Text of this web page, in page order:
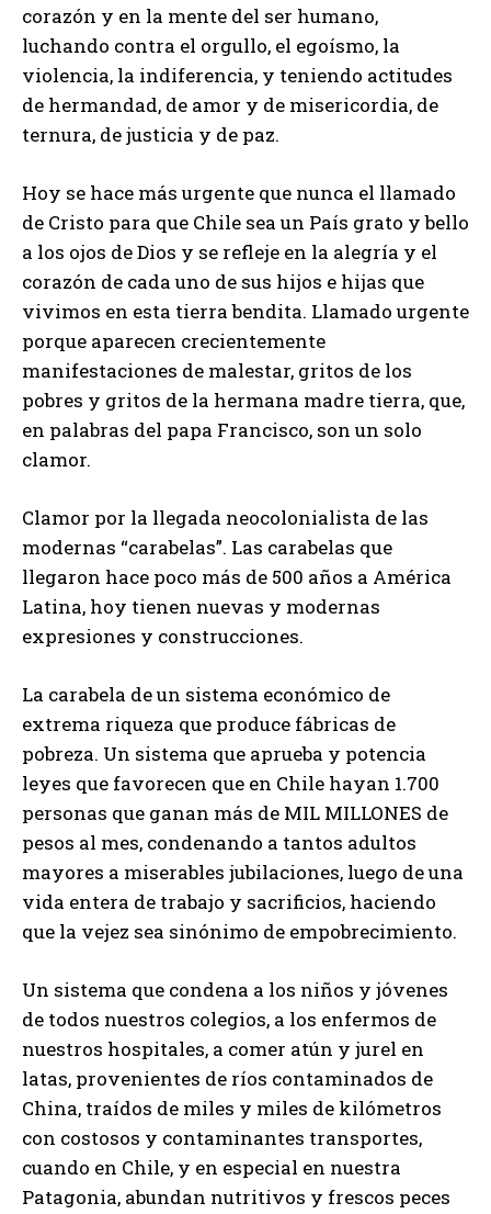
corazón y en la mente del ser humano,
luchando contra el orgullo, el egoísmo, la
violencia, la indiferencia, y teniendo actitudes
de hermandad, de amor y de misericordia, de
ternura, de justicia y de paz.
Hoy se hace más urgente que nunca el llamado
de Cristo para que Chile sea un País grato y bello
a los ojos de Dios y se refleje en la alegría y el
corazón de cada uno de sus hijos e hijas que
vivimos en esta tierra bendita. Llamado urgente
porque aparecen crecientemente
manifestaciones de malestar, gritos de los
pobres y gritos de la hermana madre tierra, que,
en palabras del papa Francisco, son un solo
clamor.
Clamor por la llegada neocolonialista de las
modernas “carabelas”. Las carabelas que
llegaron hace poco más de 500 años a América
Latina, hoy tienen nuevas y modernas
expresiones y construcciones.
La carabela de un sistema económico de
extrema riqueza que produce fábricas de
pobreza. Un sistema que aprueba y potencia
leyes que favorecen que en Chile hayan 1.700
personas que ganan más de MIL MILLONES de
pesos al mes, condenando a tantos adultos
mayores a miserables jubilaciones, luego de una
vida entera de trabajo y sacrificios, haciendo
que la vejez sea sinónimo de empobrecimiento.
Un sistema que condena a los niños y jóvenes
de todos nuestros colegios, a los enfermos de
nuestros hospitales, a comer atún y jurel en
latas, provenientes de ríos contaminados de
China, traídos de miles y miles de kilómetros
con costosos y contaminantes transportes,
cuando en Chile, y en especial en nuestra
Patagonia, abundan nutritivos y frescos peces